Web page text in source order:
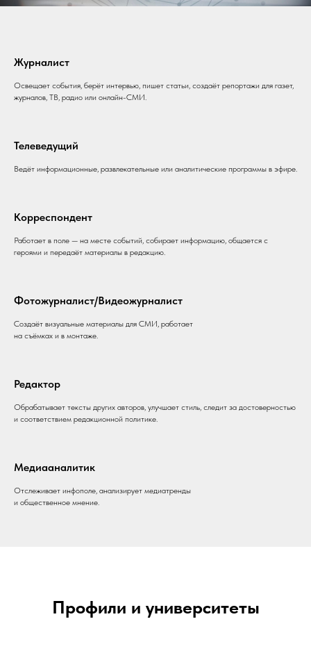
Журналист
Освещает события, берёт интервью, пишет статьи, создаёт репортажи для газет,
журналов, ТВ, радио или онлайн-СМИ.
Телеведущий
Ведёт информационные, развлекательные или аналитические программы в эфире.
Корреспондент
Работает в поле — на месте событий, собирает информацию, общается с
героями и передаёт материалы в редакцию.
Фотожурналист/Видеожурналист
Создаёт визуальные материалы для СМИ, работает
на съёмках и в монтаже.
Редактор
Обрабатывает тексты других авторов, улучшает стиль, следит за достоверностью
и соответствием редакционной политике.
Медиааналитик
Отслеживает инфополе, анализирует медиатренды
и общественное мнение.
Профили и университеты